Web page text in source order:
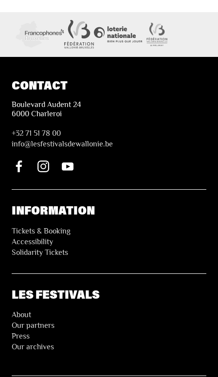
CONTACT
Boulevard Audent 24
6000 Charleroi
+32 71 51 78 00
info@lesfestivalsdewallonie.be
INFORMATION
Tickets & Booking
Accessibility
Solidarity Tickets
LES FESTIVALS
About
Our partners
Press
Our archives